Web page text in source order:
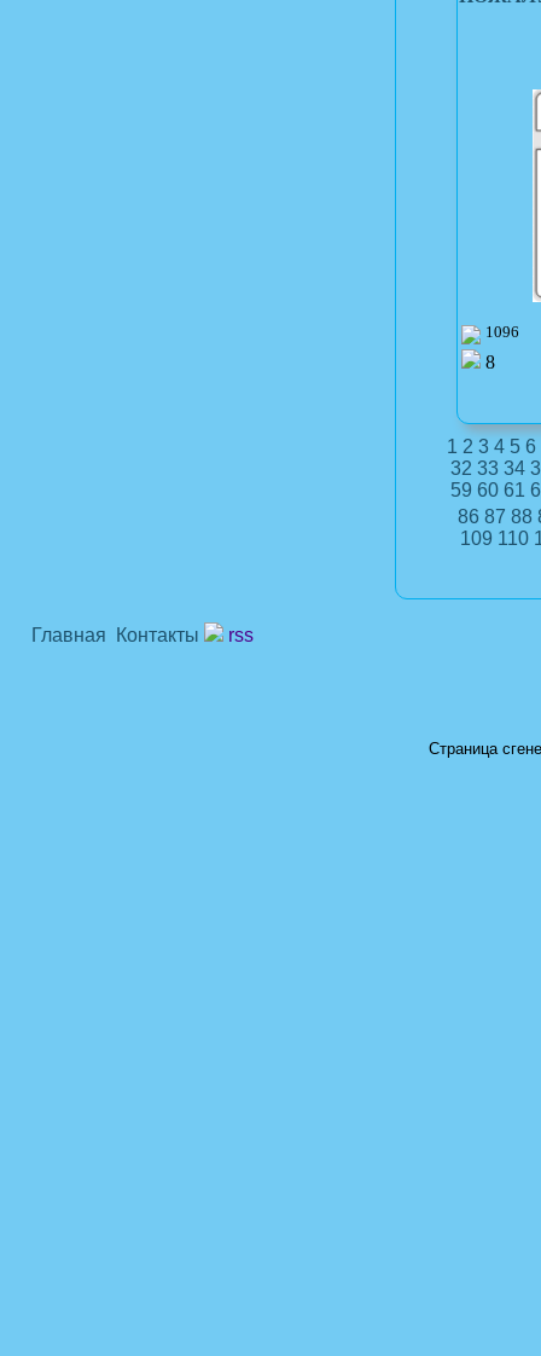
1096
8
1 2 3 4 5 6
32 33 34
59 60 61
86 87 88
109 110
Главная Контакты rss
Страница